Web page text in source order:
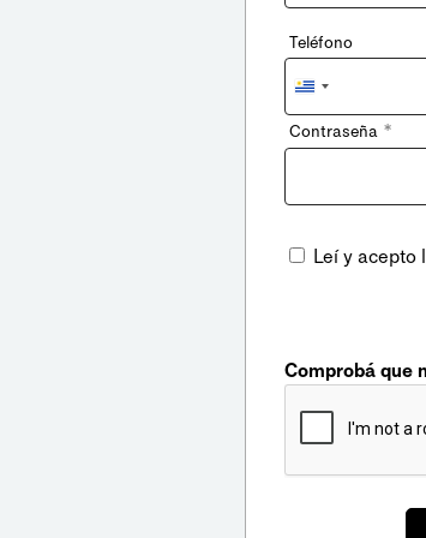
Teléfono
Uruguay
+598
Contraseña *
Leí y acepto
Comprobá que